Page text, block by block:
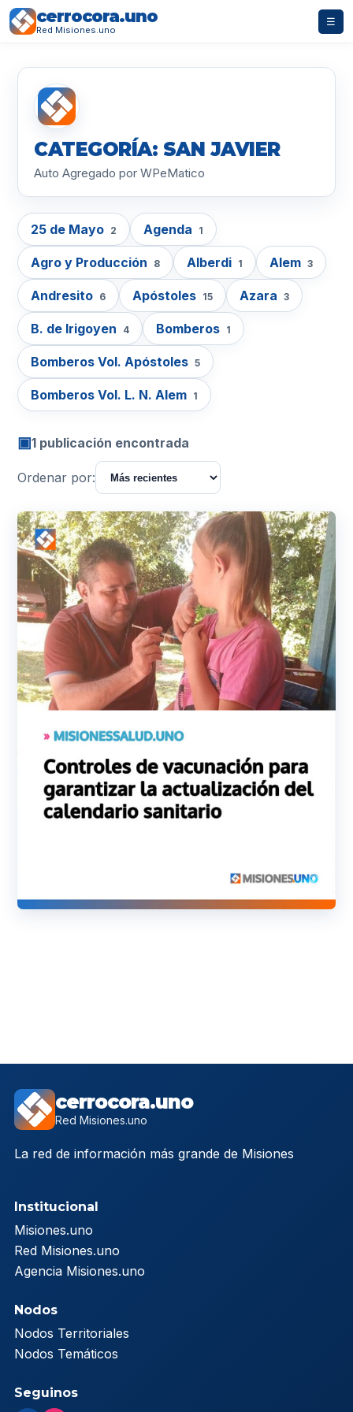
cerrocora.uno
Red Misiones.uno
☰
CATEGORÍA: SAN JAVIER
Auto Agregado por WPeMatico
25 de Mayo 2 Agenda 1
Agro y Producción 8 Alberdi 1 Alem 3
Andresito 6 Apóstoles 15 Azara 3
B. de Irigoyen 4 Bomberos 1
Bomberos Vol. Apóstoles 5
Bomberos Vol. L. N. Alem 1
▣1 publicación encontrada
Ordenar por:
cerrocora.uno
Red Misiones.uno
La red de información más grande de Misiones
Institucional
Misiones.uno
Red Misiones.uno
Agencia Misiones.uno
Nodos
Nodos Territoriales
Nodos Temáticos
Seguinos